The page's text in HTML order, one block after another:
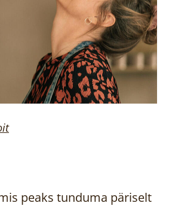
peaks tunduma päriselt